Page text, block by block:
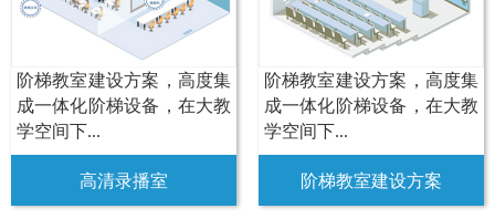
阶梯教室建设方案，高度集
成一体化阶梯设备，在大教
学空间下...
高清录播室
阶梯教室建设方案，高度集
成一体化阶梯设备，在大教
学空间下...
阶梯教室建设方案